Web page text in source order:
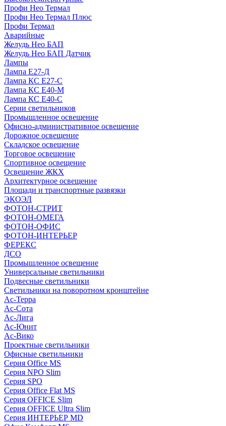
Профи Нео Термал
Профи Нео Термал Плюс
Профи Термал
Аварийные
Желудь Нео БАП
Желудь Нео БАП Датчик
Лампы
Лампа Е27-Д
Лампа КС Е27-С
Лампа КС Е40-М
Лампа КС Е40-С
Серии светильников
Промышленное освещение
Офисно-административное освещение
Дорожное освещение
Складское освещение
Торговое освещение
Спортивное освещение
Освещение ЖКХ
Архитектурное освещение
Площади и транспортные развязки
ЭКОЭЛ
ФОТОН-СТРИТ
ФОТОН-ОМЕГА
ФОТОН-ОФИС
ФОТОН-ИНТЕРЬЕР
ФЕРЕКС
ДСО
Промышленное освещение
Универсальные светильники
Подвесные светильники
Светильники на поворотном кронштейне
Ас-Терра
Ас-Сота
Ас-Лига
Ас-Юнит
Ас-Вико
Проектные светильники
Офисные светильники
Серия Office MS
Серия NPO Slim
Серия SPO
Серия Office Flat MS
Серия OFFICE Slim
Серия OFFICE Ultra Slim
Серия ИНТЕРЬЕР MD